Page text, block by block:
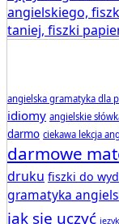
angielska gramatyka dla
idiomy angielskie
darmo ciekawa lekcja
darmowe
druku fiszki do
gramatyka
jak się uczyć